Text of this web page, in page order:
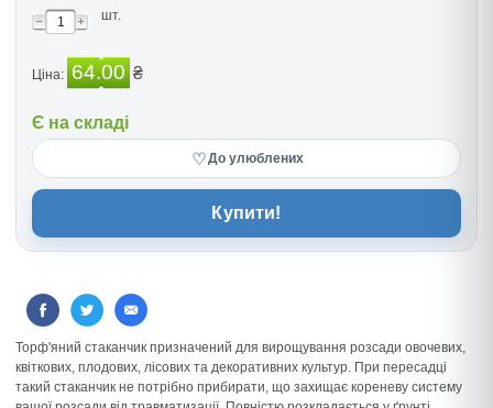
шт.
Ціна: 64.00 ₴
Є на складі
♡До улюблених
Купити!
Торф'яний стаканчик призначений для вирощування розсади овочевих,
квіткових, плодових, лісових та декоративних культур. При пересадці
такий стаканчик не потрібно прибирати, що захищає кореневу систему